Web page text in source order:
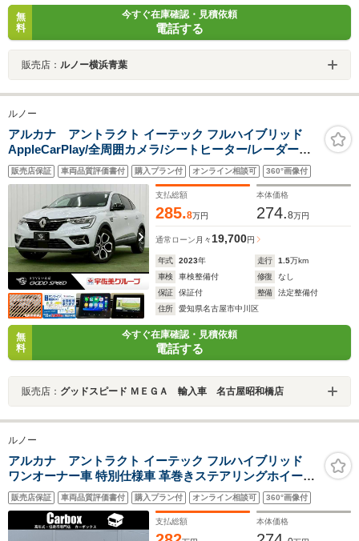
無
料
今すぐ在庫確認・見積依頼
電話する
販売店： ルノー横浜青葉
ルノー
アルカナ アントラクト イーテック フルハイブリッド
AppleCarPlay/全周囲カメラ/シートヒーター/レーダーク
ルーズ/ブラインドスポット/電動シート/ステアリングヒー
ター/ブレーキオートホールド/ステアリングリモコン/プッ
シュスタート/ハーフレザーシート/純正アルミ/
販売店保証 車両品質評価書付 購入プラン付 オンライン相談可 360°画像付
支払総額
285.8万円
本体価格
274.8万円
通常ローン 月々19,700円
年式 2023年 走行 1.5万km
車検
車検整備付 修復
なし
保証
保証付 整備
法定整備付
住所
愛知県名古屋市中川区
無
料
今すぐ在庫確認・見積依頼
電話する
販売店： グッドスピード ＭＥＧＡ 輸入車 名古屋昭和橋店
ルノー
アルカナ アントラクト イーテック フルハイブリッド
ワンオーナー車 特別仕様車 革巻きステアリングホイール
全周囲カメラ 禁煙車 ハーフレザーシート ハンドルヒータ
ー パワーシート シートヒーター ブラインドスポットモニ
ター 駐車支援機能付き ワイヤレス充電器
販売店保証 車両品質評価書付 購入プラン付 オンライン相談可 360°画像付
支払総額 本体価格